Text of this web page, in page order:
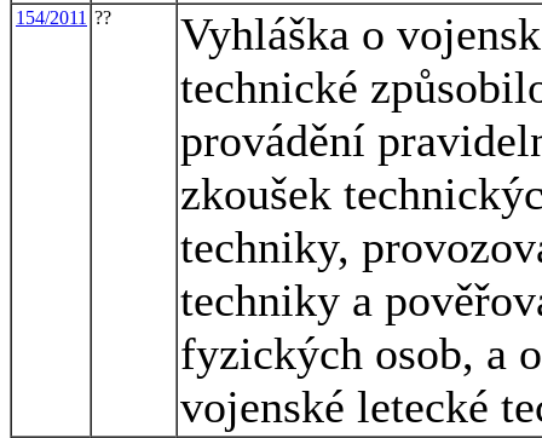
154/2011 ??
Vyhláška o
technické
provádění
zkoušek
techniky,
techniky a
fyzických osob, a
vojenské letecké